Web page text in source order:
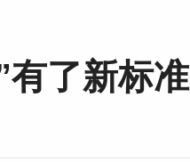
有了新标准